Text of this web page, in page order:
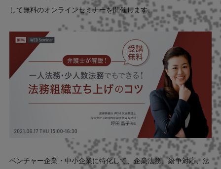
して無料のオンラインセミナーを開催します。
ベンチャー企業・中小企業に特化して、企業法務、紛争対応、法